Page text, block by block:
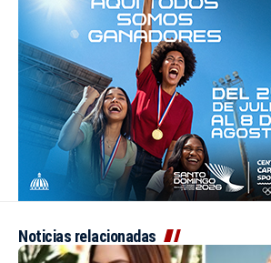
Noticias relacionadas